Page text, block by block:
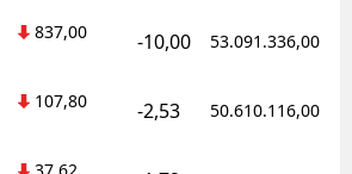
837,00 -10,00 53.091.336,00
107,80 -2,53 50.610.116,00
37,62